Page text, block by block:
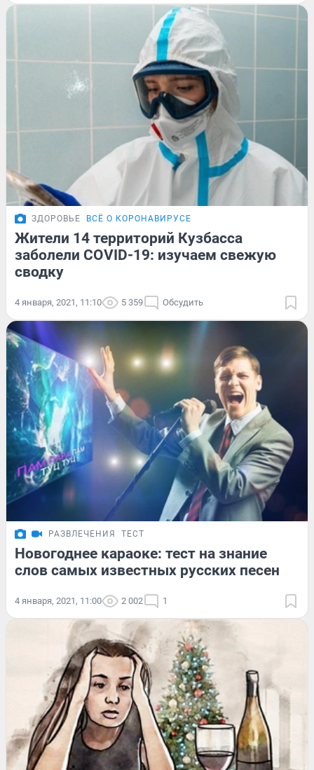
ЗДОРОВЬЕ ВСЁ О КОРОНАВИРУСЕ
Жители 14 территорий Кузбасса
заболели COVID-19: изучаем свежую
сводку
4 января, 2021, 11:10 5 359 Обсудить
РАЗВЛЕЧЕНИЯ ТЕСТ
Новогоднее караоке: тест на знание
слов самых известных русских песен
4 января, 2021, 11:00 2 002 1